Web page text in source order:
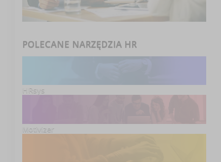
POLECANE NARZĘDZIA HR
HRsys
Motivizer